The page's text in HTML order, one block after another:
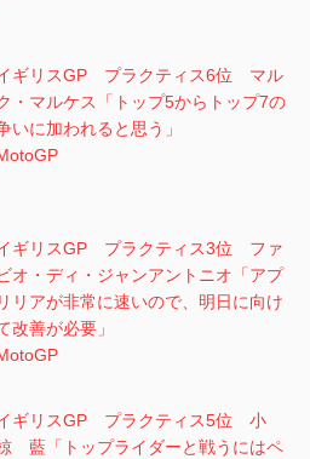
ギリスGP プラクティス6位 マル
・マルケス「トップ5からトップ7の
いに加われると思う」
ギリスGP プラクティス3位 ファ
オ・ディ・ジャンアントニオ「アプ
リリアが非常に速いので、明日に向け
改善が必要」
ギリスGP プラクティス5位 小
藍「トップライダーと戦うにはペ